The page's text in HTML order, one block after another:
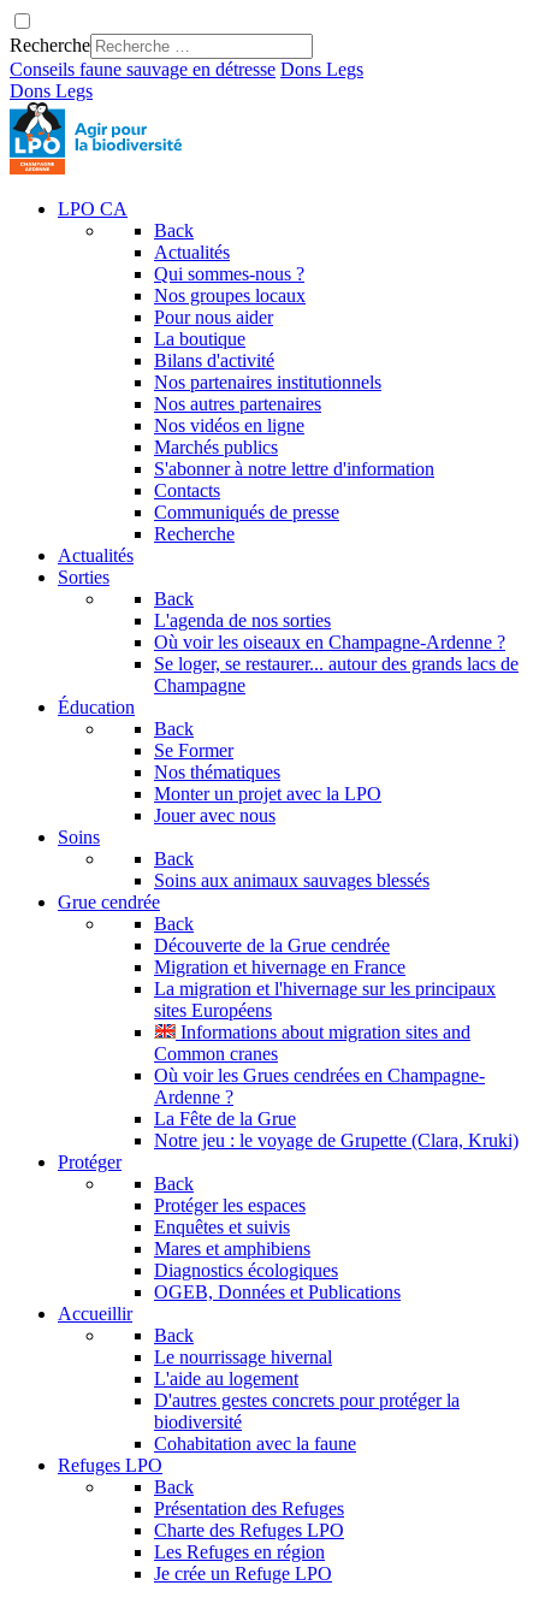
Recherche
Conseils faune sauvage en détresse Dons Legs
Dons Legs
LPO CA
Back
Actualités
Qui sommes-nous ?
Nos groupes locaux
Pour nous aider
La boutique
Bilans d'activité
Nos partenaires institutionnels
Nos autres partenaires
Nos vidéos en ligne
Marchés publics
S'abonner à notre lettre d'information
Contacts
Communiqués de presse
Recherche
Actualités
Sorties
Back
L'agenda de nos sorties
Où voir les oiseaux en Champagne-Ardenne ?
Se loger, se restaurer... autour des grands lacs de
Champagne
Éducation
Back
Se Former
Nos thématiques
Monter un projet avec la LPO
Jouer avec nous
Soins
Back
Soins aux animaux sauvages blessés
Grue cendrée
Back
Découverte de la Grue cendrée
Migration et hivernage en France
La migration et l'hivernage sur les principaux
sites Européens
Informations about migration sites and
Common cranes
Où voir les Grues cendrées en Champagne-
Ardenne ?
La Fête de la Grue
Notre jeu : le voyage de Grupette (Clara, Kruki)
Protéger
Back
Protéger les espaces
Enquêtes et suivis
Mares et amphibiens
Diagnostics écologiques
OGEB, Données et Publications
Accueillir
Back
Le nourrissage hivernal
L'aide au logement
D'autres gestes concrets pour protéger la
biodiversité
Cohabitation avec la faune
Refuges LPO
Back
Présentation des Refuges
Charte des Refuges LPO
Les Refuges en région
Je crée un Refuge LPO